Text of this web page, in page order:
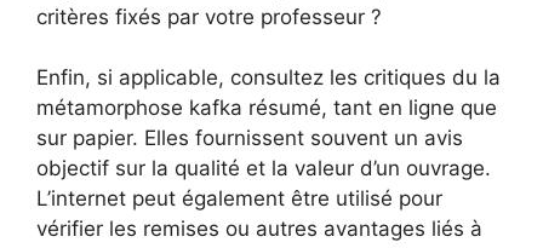
critères fixés par votre professeur ?
Enfin, si applicable, consultez les critiques du la
métamorphose kafka résumé, tant en ligne que
sur papier. Elles fournissent souvent un avis
objectif sur la qualité et la valeur d’un ouvrage.
L’internet peut également être utilisé pour
vérifier les remises ou autres avantages liés à